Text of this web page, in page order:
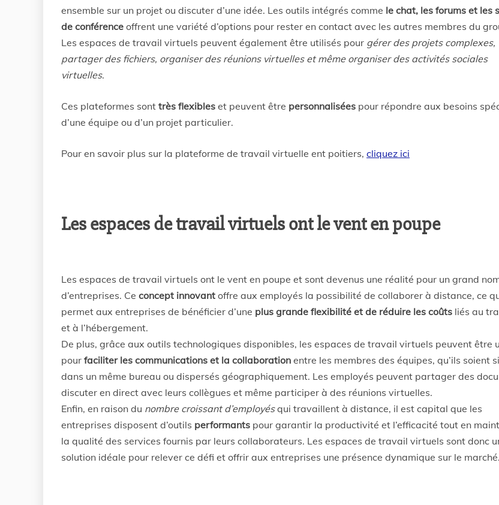
ensemble sur un projet ou discuter d’une idée. Les outils intégrés comme le chat, les forums et les
de conférence offrent une variété d’options pour rester en contact avec les autres membres du
Les espaces de travail virtuels peuvent également être utilisés pour gérer des projets complexes,
partager des fichiers, organiser des réunions virtuelles et même organiser des activités sociales
virtuelles.
Ces plateformes sont très flexibles et peuvent être personnalisées pour répondre aux besoins
d’une équipe ou d’un projet particulier.
Pour en savoir plus sur la plateforme de travail virtuelle ent poitiers, cliquez ici
Les espaces de travail virtuels ont le vent en poupe
Les espaces de travail virtuels ont le vent en poupe et sont devenus une réalité pour un grand
d’entreprises. Ce concept innovant offre aux employés la possibilité de collaborer à distance, ce
permet aux entreprises de bénéficier d’une plus grande flexibilité et de réduire les coûts liés au
et à l’hébergement.
De plus, grâce aux outils technologiques disponibles, les espaces de travail virtuels peuvent être
pour faciliter les communications et la collaboration entre les membres des équipes, qu’ils soient
dans un même bureau ou dispersés géographiquement. Les employés peuvent partager des
discuter en direct avec leurs collègues et même participer à des réunions virtuelles.
Enfin, en raison du nombre croissant d’employésqui travaillent à distance, il est capital que les
entreprises disposent d’outils performants pour garantir la productivité et l’efficacité tout en
la qualité des services fournis par leurs collaborateurs. Les espaces de travail virtuels sont donc
solution idéale pour relever ce défi et offrir aux entreprises une présence dynamique sur le marché.